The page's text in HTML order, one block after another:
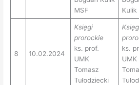
MSF
Kulik
8 10.02.2024
Księgi
prorockie
ks. prof.
UMK
Tomasz
Tułodziecki
ks.
UMK